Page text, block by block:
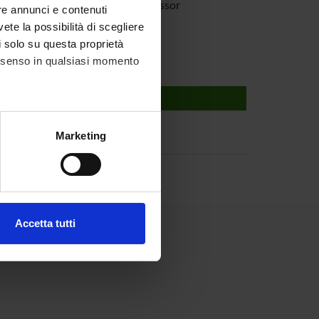
annunci e contenuti
la possibilità di scegliere
su questa proprietà
in qualsiasi momento
metro,
che hai fornito loro o
Marketing
Accetta tutti
Full Professor